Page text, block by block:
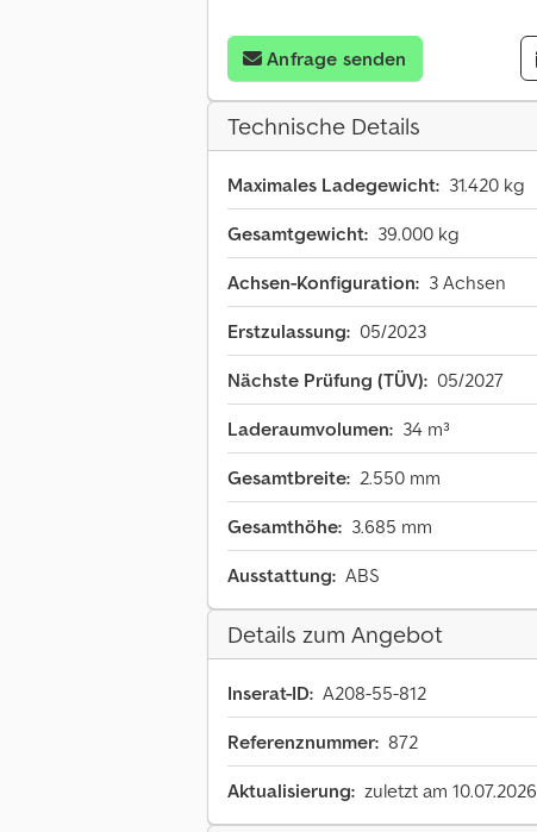
Anfrage senden
Technische Details
Maximales Ladegewicht: 31.420 kg
Gesamtgewicht: 39.000 kg
Achsen-Konfiguration: 3 Achsen
Erstzulassung: 05/2023
Nächste Prüfung (TÜV): 05/2027
Laderaumvolumen: 34 m³
Gesamtbreite: 2.550 mm
Gesamthöhe: 3.685 mm
Ausstattung: ABS
Details zum Angebot
Inserat-ID: A208-55-812
Referenznummer: 872
Aktualisierung: zuletzt am 10.07.2026